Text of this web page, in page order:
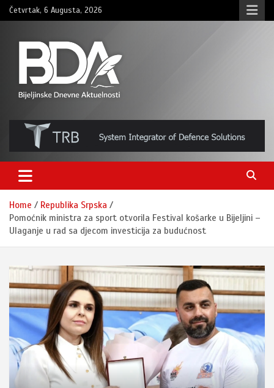
Skip
to
Četvrtak, 6 Augusta, 2026
BNDAN.com
Home
Republika Srpska
Pomoćnik ministra za sport otvorila Festival košarke u Bijeljini –
Ulaganje u rad sa djecom investicija za budućnost